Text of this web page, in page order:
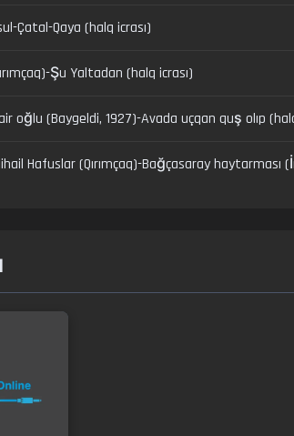
Çatal-Qaya (halq icrası)
Şu Yaltadan (halq icrası)
oğlu (Baygeldi, 1927)-Avada uçqan quş olıp
Hafuslar (Qırımçaq)-Bağçasaray haytarması